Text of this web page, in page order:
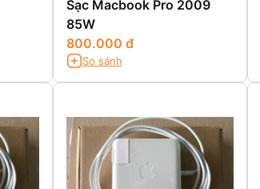
Sạc Macbook Pro 2009
85W
800.000 đ
So sánh